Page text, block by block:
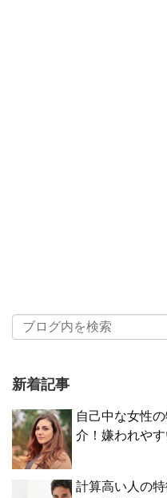
新着記事
自己中な女性
介！嫌われや
計算高い人の